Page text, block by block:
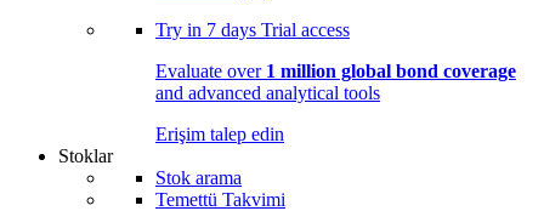
Try in 7 days Trial access
Evaluate over 1 million global bond coverage
and advanced analytical tools
Erişim talep edin
Stoklar
Stok arama
Temettü Takvimi